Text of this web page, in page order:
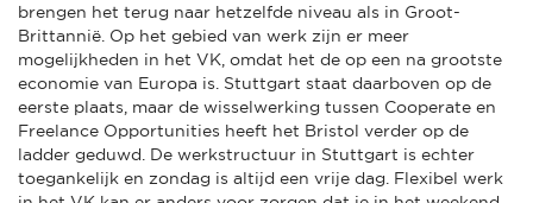
brengen het terug naar hetzelfde niveau als in Groot-
Brittannië. Op het gebied van werk zijn er meer
mogelijkheden in het VK, omdat het de op een na grootste
economie van Europa is. Stuttgart staat daarboven op de
eerste plaats, maar de wisselwerking tussen Cooperate en
Freelance Opportunities heeft het Bristol verder op de
ladder geduwd. De werkstructuur in Stuttgart is echter
toegankelijk en zondag is altijd een vrije dag. Flexibel werk